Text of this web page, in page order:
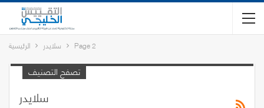
الرئيسية سلايدر Page 2
تصفح التصنيف
سلايدر